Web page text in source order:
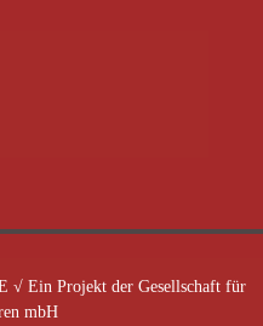
Ein Projekt der Gesellschaft für
mbH